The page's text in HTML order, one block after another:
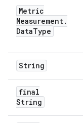
Metric
Measurement.
DataType
String
final
String